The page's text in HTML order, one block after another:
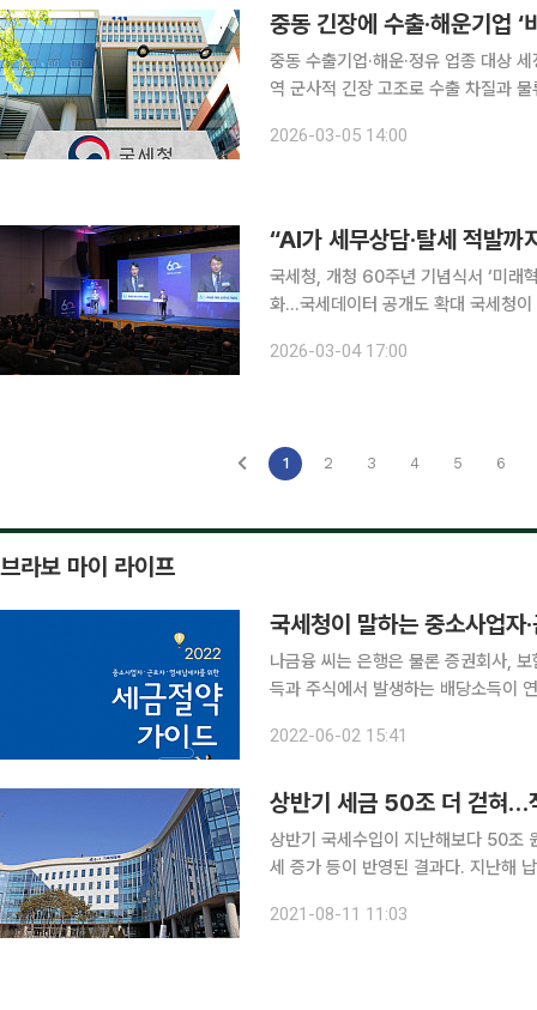
중동 긴장에 수출·해운기업
중동 수출기업·해운·정유 업종 대상 세
역 군사적 긴장 고조로 수출 차질과
동 수출기업 및 건설·플랜트 기업 등
2026-03-05 14:00
“AI가 세무상담·탈세 적발
국세청, 개청 60주년 기념식서 ‘미래
화…국세데이터 공개도 확대 국세청이 인공지능(AI)을 활용한 세정 혁신을 본격 추진한다. 세무 상
국세청은 4일 서울지방국세청에서
2026-03-04 17:00
1 2 3 4 5 6
브라보 마이 라이프
국세청이 말하는 중소사업자
나금융 씨는 은행은 물론 증권회사,
득과 주식에서 발생하는 배당소득이
직면한 국민들이 도움을 얻을 수 있도
2022-06-02 15:41
상반기 세금 50조 더 걷혀…
상반기 국세수입이 지난해보다 50조
세 증가 등이 반영된 결과다. 지난해
지는 모습이다. 상반기 나라살림 적자
2021-08-11 11:03